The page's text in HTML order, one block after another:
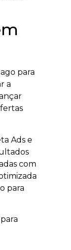
para
a
Ads e
com
para